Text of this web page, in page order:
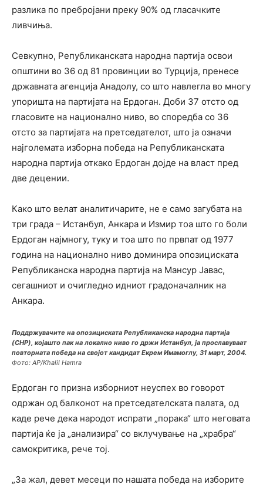
разлика по пребројани преку 90% од гласачките
ливчиња.
Севкупно, Републиканската народна партија освои
општини во 36 од 81 провинции во Турција, пренесе
државната агенција Анадолу, со што навлегла во многу
упоришта на партијата на Ердоган. Доби 37 отсто од
гласовите на национално ниво, во споредба со 36
отсто за партијата на претседателот, што ја означи
најголемата изборна победа на Републиканската
народна партија откако Ердоган дојде на власт пред
две децении.
Како што велат аналитичарите, не е само загубата на
три града – Истанбул, Анкара и Измир тоа што го боли
Ердоган најмногу, туку и тоа што по првпат од 1977
година на национално ниво доминира опозициската
Републиканска народна партија на Мансур Јавас,
сегашниот и очигледно идниот градоначалник на
Анкара.
Поддржувачите на опозициската Републиканска народна партија
(CHP), којашто пак на локално ниво го држи Истанбул, ја прославуваат
повторната победа на својот кандидат Екрем Имамоглу, 31 март, 2004.
Фото: AP/Khalil Hamra
Ердоган го призна изборниот неуспех во говорот
одржан од балконот на претседателската палата, од
каде рече дека народот испрати „порака“ што неговата
партија ќе ја „анализира“ со вклучување на „храбра“
самокритика, рече тој.
„За жал, девет месеци по нашата победа на изборите